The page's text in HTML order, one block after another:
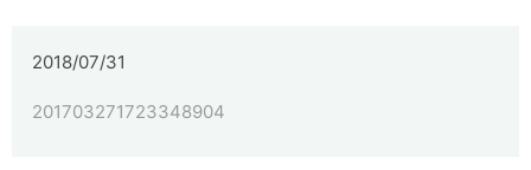
2018/07/31
201703271723348904